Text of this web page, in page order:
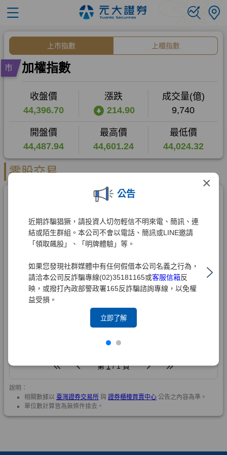
×
公告
近期詐騙猖獗，請投資人切勿輕信不明來電、簡訊、連
結或陌生群組。本公司不會以電話、簡訊或LINE邀請
「領取飆股」、「明牌體驗」等。
如果您發現社群媒體中有任何假借本公司名義之行為，
請洽本公司反詐騙專線(02)35181165或客服信箱反
映，或撥打內政部警政署165反詐騙諮詢專線，以免權
益受損。
立即了解